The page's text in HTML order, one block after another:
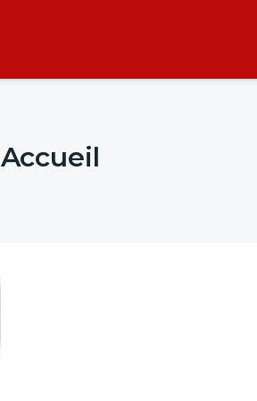
Accueil